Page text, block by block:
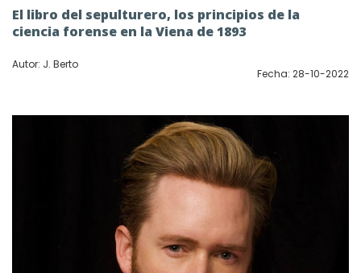
El libro del sepulturero, los principios de la
ciencia forense en la Viena de 1893
Autor: J. Berto
Fecha: 28-10-2022